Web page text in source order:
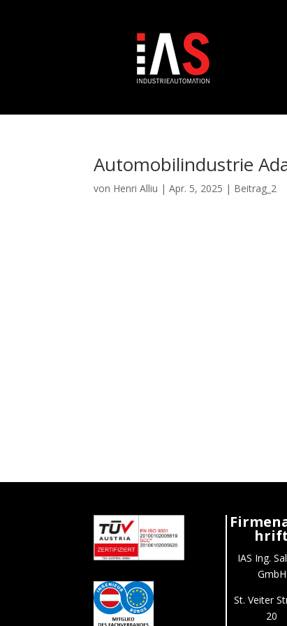
Automobilindustrie
von Henri Alliu |Apr. 5, 2025 | Beitrag_2
IAS Ing.
GmbH
St. Veiter
20